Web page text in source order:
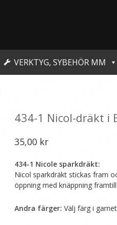
VERKTYG, SYBEHÖR MM
434-1 Nicol-dräkt i
35,00 kr
434-1 Nicole sparkdräkt:
Nicol sparkdräkt stickas fram
öppning med knäppning
Andra färger: Välj färg i garnet